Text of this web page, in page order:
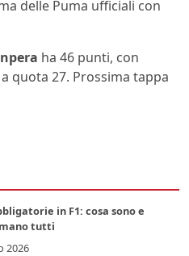
delle Puma ufficiali con
ha 46 punti, con
quota 27. Prossima tappa
in F1: cosa sono e
tutti
2026